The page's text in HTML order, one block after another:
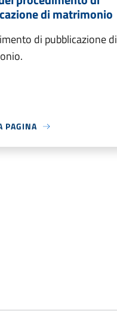
di matrimonio
di pubblicazione di
PAGINA